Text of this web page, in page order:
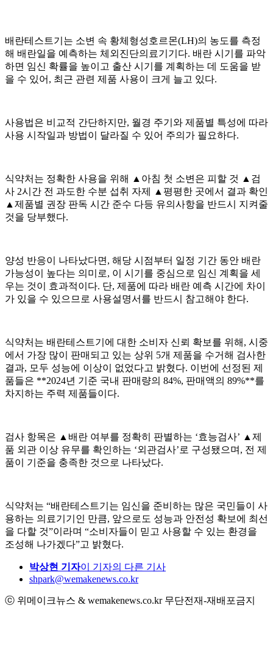
배란테스트기는 소변 속 황체형성호르몬(LH)의 농도를 측정
해 배란일을 예측하는 체외진단의료기기다. 배란 시기를 파악
하면 임신 확률을 높이고 출산 시기를 계획하는 데 도움을 받
을 수 있어, 최근 관련 제품 사용이 크게 늘고 있다.
사용법은 비교적 간단하지만, 월경 주기와 제품별 특성에 따라
사용 시작일과 방법이 달라질 수 있어 주의가 필요하다.
식약처는 정확한 사용을 위해 ▲아침 첫 소변은 피할 것 ▲검
사 2시간 전 과도한 수분 섭취 자제 ▲평평한 곳에서 결과 확인
▲제품별 권장 판독 시간 준수 다등 유의사항을 반드시 지켜줄
것을 당부했다.
양성 반응이 나타났다면, 해당 시점부터 일정 기간 동안 배란
가능성이 높다는 의미로, 이 시기를 중심으로 임신 계획을 세
우는 것이 효과적이다. 단, 제품에 따라 배란 예측 시간에 차이
가 있을 수 있으므로 사용설명서를 반드시 참고해야 한다.
식약처는 배란테스트기에 대한 소비자 신뢰 확보를 위해, 시중
에서 가장 많이 판매되고 있는 상위 5개 제품을 수거해 검사한
결과, 모두 성능에 이상이 없었다고 밝혔다. 이번에 선정된 제
품들은 **2024년 기준 국내 판매량의 84%, 판매액의 89%**를
차지하는 주력 제품들이다.
검사 항목은 ▲배란 여부를 정확히 판별하는 ‘효능검사’ ▲제
품 외관 이상 유무를 확인하는 ‘외관검사’로 구성됐으며, 전 제
품이 기준을 충족한 것으로 나타났다.
식약처는 “배란테스트기는 임신을 준비하는 많은 국민들이 사
용하는 의료기기인 만큼, 앞으로도 성능과 안전성 확보에 최선
을 다할 것”이라며 “소비자들이 믿고 사용할 수 있는 환경을
조성해 나가겠다”고 밝혔다.
박상현 기자이 기자의 다른 기사
shpark@wemakenews.co.kr
ⓒ 위메이크뉴스 & wemakenews.co.kr 무단전재-재배포금지